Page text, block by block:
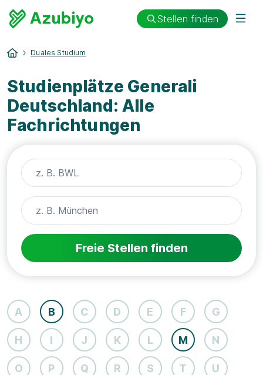
Stellen finden
Duales Studium
Studienplätze Generali
Deutschland: Alle
Fachrichtungen
Freie Stellen finden
A B C D E F G
H I J K L M N
O P Q R S T U